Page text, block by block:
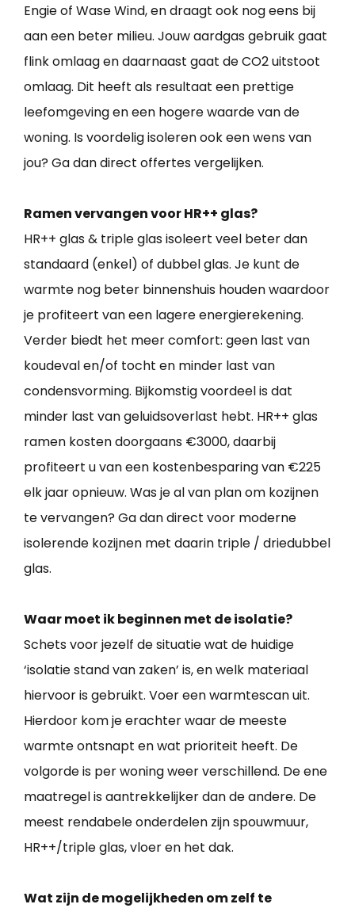
Engie of Wase Wind, en draagt ook nog eens bij
aan een beter milieu. Jouw aardgas gebruik gaat
flink omlaag en daarnaast gaat de CO2 uitstoot
omlaag. Dit heeft als resultaat een prettige
leefomgeving en een hogere waarde van de
woning. Is voordelig isoleren ook een wens van
jou? Ga dan direct offertes vergelijken.
Ramen vervangen voor HR++ glas?
HR++ glas & triple glas isoleert veel beter dan
standaard (enkel) of dubbel glas. Je kunt de
warmte nog beter binnenshuis houden waardoor
je profiteert van een lagere energierekening.
Verder biedt het meer comfort: geen last van
koudeval en/of tocht en minder last van
condensvorming. Bijkomstig voordeel is dat
minder last van geluidsoverlast hebt. HR++ glas
ramen kosten doorgaans €3000, daarbij
profiteert u van een kostenbesparing van €225
elk jaar opnieuw. Was je al van plan om kozijnen
te vervangen? Ga dan direct voor moderne
isolerende kozijnen met daarin triple / driedubbel
glas.
Waar moet ik beginnen met de isolatie?
Schets voor jezelf de situatie wat de huidige
‘isolatie stand van zaken’ is, en welk materiaal
hiervoor is gebruikt. Voer een warmtescan uit.
Hierdoor kom je erachter waar de meeste
warmte ontsnapt en wat prioriteit heeft. De
volgorde is per woning weer verschillend. De ene
maatregel is aantrekkelijker dan de andere. De
meest rendabele onderdelen zijn spouwmuur,
HR++/triple glas, vloer en het dak.
Wat zijn de mogelijkheden om zelf te